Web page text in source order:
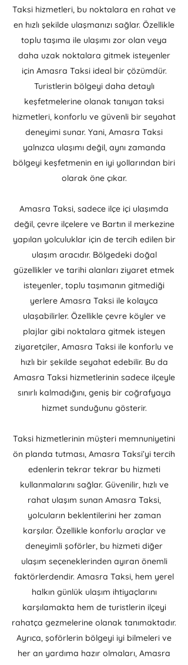
Taksi hizmetleri, bu noktalara en rahat ve
en hızlı şekilde ulaşmanızı sağlar. Özellikle
toplu taşıma ile ulaşımı zor olan veya
daha uzak noktalara gitmek isteyenler
için Amasra Taksi ideal bir çözümdür.
Turistlerin bölgeyi daha detaylı
keşfetmelerine olanak tanıyan taksi
hizmetleri, konforlu ve güvenli bir seyahat
deneyimi sunar. Yani, Amasra Taksi
yalnızca ulaşımı değil, aynı zamanda
bölgeyi keşfetmenin en iyi yollarından biri
olarak öne çıkar.
Amasra Taksi, sadece ilçe içi ulaşımda
değil, çevre ilçelere ve Bartın il merkezine
yapılan yolculuklar için de tercih edilen bir
ulaşım aracıdır. Bölgedeki doğal
güzellikler ve tarihi alanları ziyaret etmek
isteyenler, toplu taşımanın gitmediği
yerlere Amasra Taksi ile kolayca
ulaşabilirler. Özellikle çevre köyler ve
plajlar gibi noktalara gitmek isteyen
ziyaretçiler, Amasra Taksi ile konforlu ve
hızlı bir şekilde seyahat edebilir. Bu da
Amasra Taksi hizmetlerinin sadece ilçeyle
sınırlı kalmadığını, geniş bir coğrafyaya
hizmet sunduğunu gösterir.
Taksi hizmetlerinin müşteri memnuniyetini
ön planda tutması, Amasra Taksi’yi tercih
edenlerin tekrar tekrar bu hizmeti
kullanmalarını sağlar. Güvenilir, hızlı ve
rahat ulaşım sunan Amasra Taksi,
yolcuların beklentilerini her zaman
karşılar. Özellikle konforlu araçlar ve
deneyimli şoförler, bu hizmeti diğer
ulaşım seçeneklerinden ayıran önemli
faktörlerdendir. Amasra Taksi, hem yerel
halkın günlük ulaşım ihtiyaçlarını
karşılamakta hem de turistlerin ilçeyi
rahatça gezmelerine olanak tanımaktadır.
Ayrıca, şoförlerin bölgeyi iyi bilmeleri ve
her an yardıma hazır olmaları, Amasra